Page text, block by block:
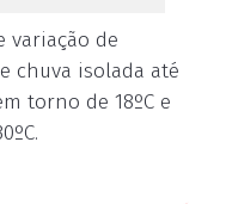
variação de
chuva isolada até
torno de 18ºC e